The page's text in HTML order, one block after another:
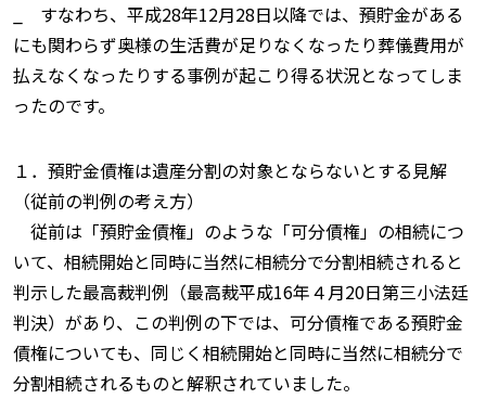
_ すなわち、平成28年12月28日以降では、預貯金がある
にも関わらず奥様の生活費が足りなくなったり葬儀費用が
払えなくなったりする事例が起こり得る状況となってしま
ったのです。
１．預貯金債権は遺産分割の対象とならないとする見解
（従前の判例の考え方）
従前は「預貯金債権」のような「可分債権」の相続につ
いて、相続開始と同時に当然に相続分で分割相続されると
判示した最高裁判例（最高裁平成16年４月20日第三小法廷
判決）があり、この判例の下では、可分債権である預貯金
債権についても、同じく相続開始と同時に当然に相続分で
分割相続されるものと解釈されていました。